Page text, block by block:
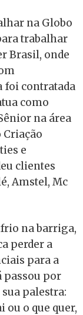
na Globo
trabalhar
Brasil, onde
foi contratada
como
na área
Criação
e
clientes
Amstel, Mc
na barriga,
perder a
para a
passou por
palestra:
ou o que quer,